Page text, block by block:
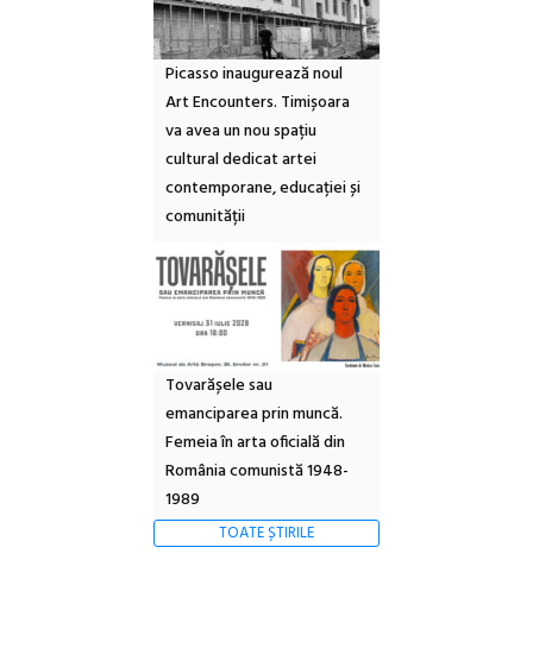
Picasso inaugurează noul
Art Encounters. Timișoara
va avea un nou spațiu
cultural dedicat artei
contemporane, educației și
comunității
Tovarășele sau
emanciparea prin muncă.
Femeia în arta oficială din
România comunistă 1948-
1989
TOATE ȘTIRILE